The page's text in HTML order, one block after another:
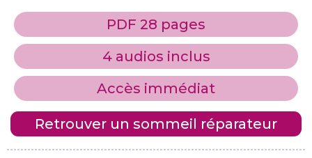
PDF 28 pages
4 audios inclus
Accès immédiat
Retrouver un sommeil réparateur